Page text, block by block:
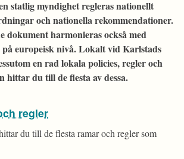
statlig myndighet regleras nationellt
och nationella rekommendationer.
dokument harmonieras också med
på europeisk nivå. Lokalt vid Karlstads
en rad lokala policies, regler och
hittar du till de flesta av dessa.
regler
du till de flesta ramar och regler som